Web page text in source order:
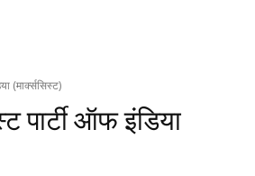
(मार्क्ससिस्ट)
पार्टी ऑफ इंडिया